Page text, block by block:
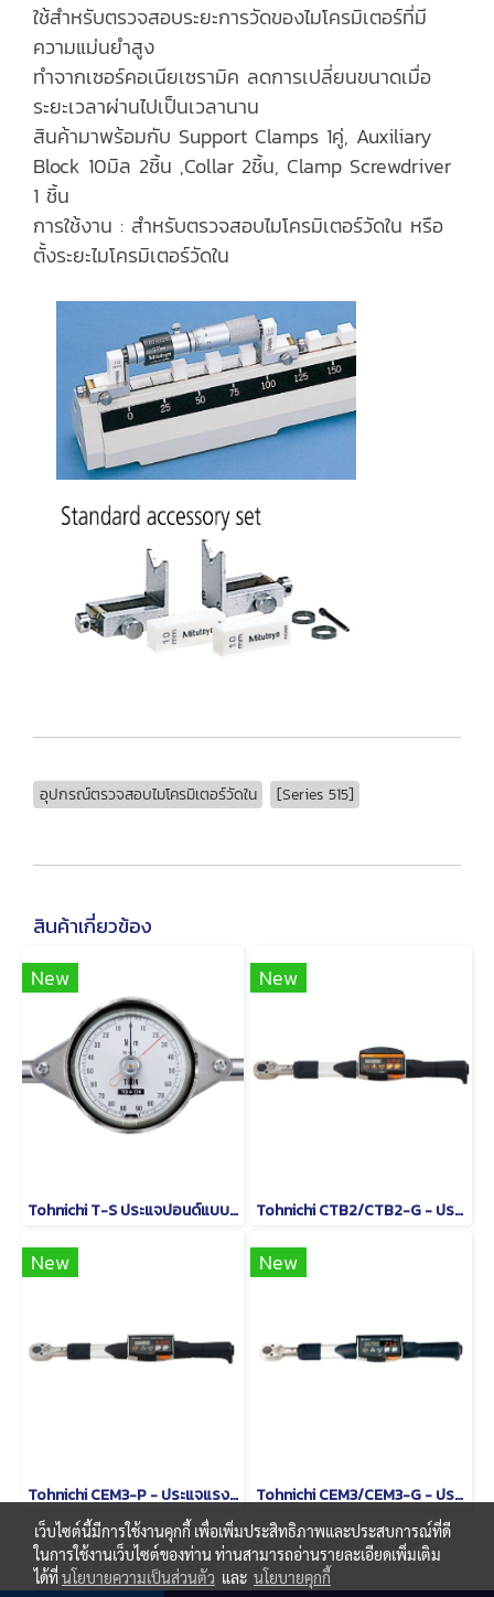
ใช้สำหรับตรวจสอบระยะการวัดของไมโครมิเตอร์ที่มี
ความแม่นยำสูง
ทำจากเซอร์คอเนียเซรามิค ลดการเปลี่ยนขนาดเมื่อ
ระยะเวลาผ่านไปเป็นเวลานาน
สินค้ามาพร้อมกับ Support Clamps 1คู่, Auxiliary
Block 10มิล 2ชิ้น ,Collar 2ชิ้น, Clamp Screwdriver
1 ชิ้น
การใช้งาน : สำหรับตรวจสอบไมโครมิเตอร์วัดใน หรือ
ตั้งระยะไมโครมิเตอร์วัดใน
อุปกรณ์ตรวจสอบไมโครมิเตอร์วัดใน [Series 515]
สินค้าเกี่ยวข้อง
New
Tohnichi T-S ประแจปอนด์แบบหน้าปัดชนิดด้ามจับรูปตัว T
New
Tohnichi CTB2/CTB2-G - ประแจปอนด์แบบดิจิทัล
New
Tohnichi CEM3-P - ประแจแรงบิดดิจิตอลชนิดหัวเปลี่ยนได้
New
Tohnichi CEM3/CEM3-G - ประแจวัดแรงบิดแบบอ่านค่าโดยตรง
เว็บไซต์นี้มีการใช้งานคุกกี้ เพื่อเพิ่มประสิทธิภาพและประสบการณ์ที่ดี
ในการใช้งานเว็บไซต์ของท่าน ท่านสามารถอ่านรายละเอียดเพิ่มเติม
ได้ที่นโยบายความเป็นส่วนตัว และ นโยบายคุกกี้